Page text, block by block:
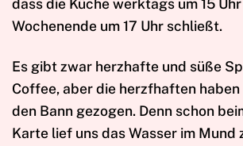
dass die Küche werktags um 15
Wochenende um 17 Uhr schließt.
Es gibt zwar herzhafte und süße
Coffee, aber die herzfhaften haben
den Bann gezogen. Denn schon
Karte lief uns das Wasser im Mund